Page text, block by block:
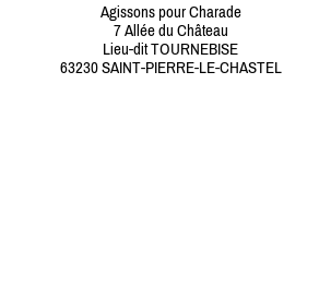
Agissons pour Charade
7 Allée du Château
Lieu-dit TOURNEBISE
63230 SAINT-PIERRE-LE-CHASTEL